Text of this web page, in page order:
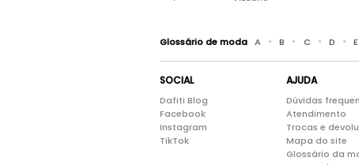
Glossário de moda A • B • C • D • E
SOCIAL
Dafiti Blog
Facebook
Instagram
TikTok
AJUDA
Dúvidas
Atendimento
Trocas e
Mapa do site
Glossário da